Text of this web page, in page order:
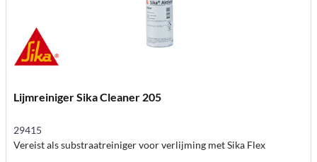
Lijmreiniger Sika Cleaner 205
29415
Vereist als substraatreiniger voor verlijming met Sika Flex